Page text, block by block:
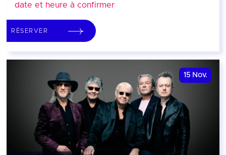
date et heure à confirmer
RÉSERVER
15 Nov.